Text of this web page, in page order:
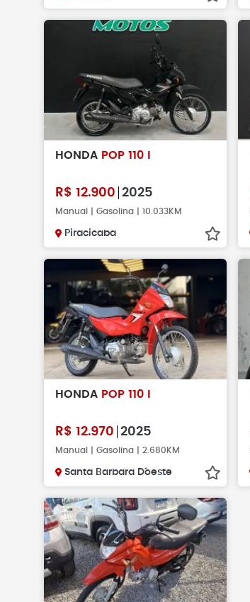
HONDA POP 110 I
R$ 12.900 2025
Manual | Gasolina | 10.033KM
Piracicaba
HONDA POP 110 I
R$ 12.970 2025
Manual | Gasolina | 2.680KM
Santa Barbara D´oeste